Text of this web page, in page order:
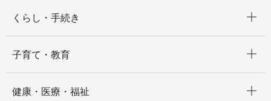
くらし・手続き
子育て・教育
健康・医療・福祉